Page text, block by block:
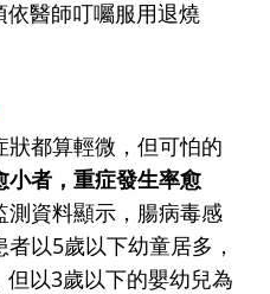
醫師叮囑服用退燒
都算輕微，但可怕的
小者，重症發生率愈
測資料顯示，腸病毒感
以5歲以下幼童居多，
以3歲以下的嬰幼兒為